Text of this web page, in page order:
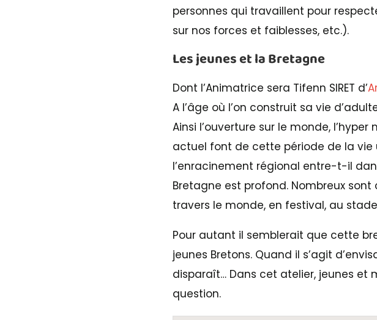
personnes qui travaillent pour
sur nos forces et faiblesses, etc.).
Les jeunes et la Bretagne
Dont l’Animatrice sera Tifenn SIRET d’
A l’âge où l’on construit sa vie
Ainsi l’ouverture sur le monde,
actuel font de cette période de la
l’enracinement régional entre-t-il
Bretagne est profond. Nombreux
travers le monde, en festival, au
Pour autant il semblerait que cette
jeunes Bretons. Quand il s’agit
disparaît… Dans cet atelier, jeunes et
question.